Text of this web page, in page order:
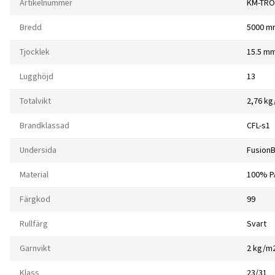
Artikelnummer KM-
Bredd 5000
Tjocklek 15.5
Lugghöjd 13
Totalvikt 2,76
Brandklassad CFL-s1
Undersida
Material 100%
Färgkod 99
Rullfärg Svart
Garnvikt 2 kg/